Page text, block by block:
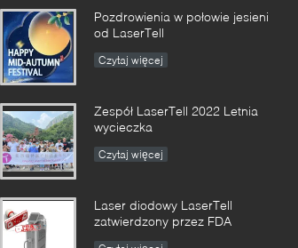
Pozdrowienia w połowie jesieni
od LaserTell
Czytaj więcej
Zespół LaserTell 2022 Letnia
wycieczka
Czytaj więcej
Laser diodowy LaserTell
zatwierdzony przez FDA